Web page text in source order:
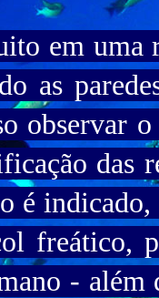
em uma
as
observar
é
freático,
-